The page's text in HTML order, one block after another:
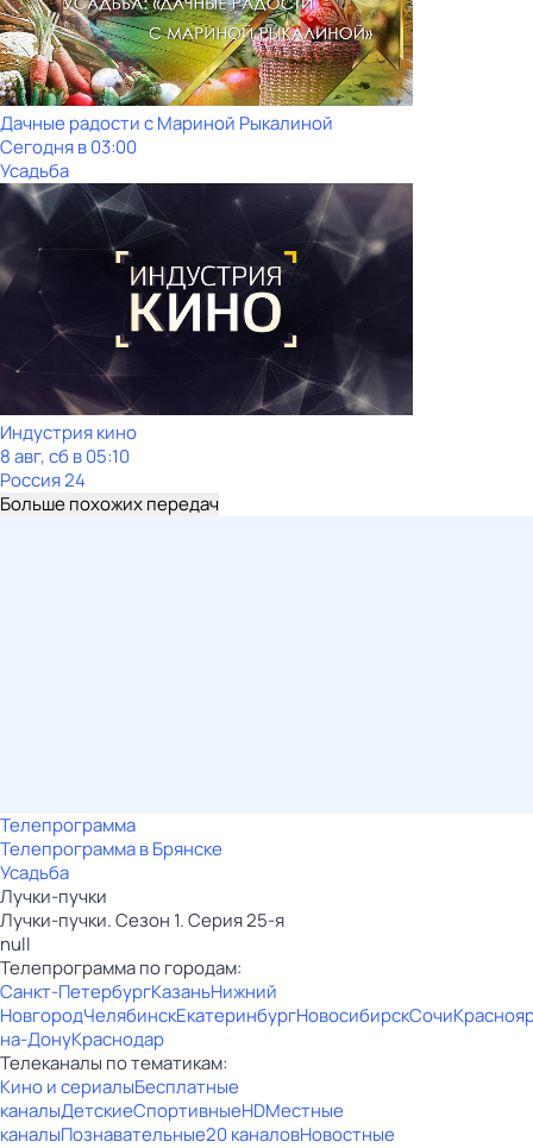
Дачные радости с Мариной Рыкалиной
Сегодня в 03:00
Усадьба
Индустрия кино
8 авг, сб в 05:10
Россия 24
Больше похожих передач
Телепрограмма
Телепрограмма в Брянске
Усадьба
Лучки-пучки
Лучки-пучки. Сезон 1. Серия 25-я
null
Телепрограмма по городам:
Санкт-ПетербургКазаньНижний
НовгородЧелябинскЕкатеринбургНовосибирскСочи
на-ДонуКраснодар
Телеканалы по тематикам:
Кино и сериалыБесплатные
каналыДетскиеСпортивныеHDМестные
каналыПознавательные20 каналовНовостные